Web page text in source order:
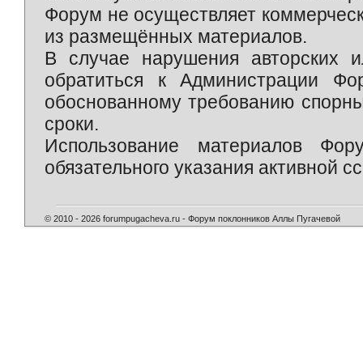
Форум не осуществляет
из размещённых материалов.
В случае нарушения авторских
обратиться к Администрации
обоснованному требованию
сроки.
Использование материалов
обязательного указания активной
© 2010 - 2026 forumpugacheva.ru - Форум поклонников Аллы Пугачевой